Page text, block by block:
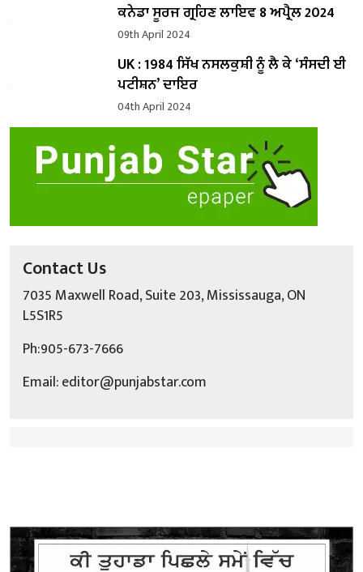
ਕਨੇਡਾ ਸੂਰਜ ਗ੍ਰਹਿਣ ਲਾਇਵ 8 ਅਪ੍ਰੈਲ 2024
09th April 2024
UK : 1984 ਸਿੱਖ ਨਸਲਕੁਸ਼ੀ ਨੂੰ ਲੈ ਕੇ ‘ਸੰਸਦੀ ਈ
ਪਟੀਸ਼ਨ’ ਦਾਇਰ
04th April 2024
Contact Us
7035 Maxwell Road, Suite 203, Mississauga, ON
L5S1R5
Ph:905-673-7666
Email: editor@punjabstar.com